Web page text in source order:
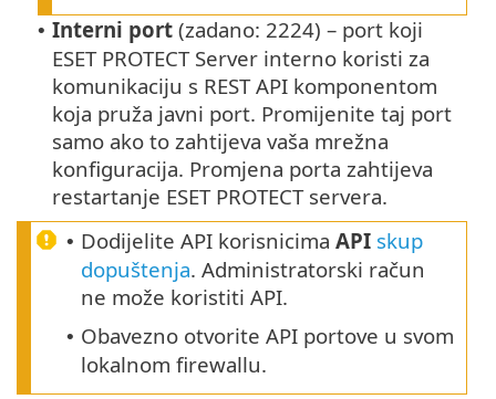
• Interni port (zadano: 2224) – port koji
ESET PROTECT Server interno koristi za
komunikaciju s REST API komponentom
koja pruža javni port. Promijenite taj port
samo ako to zahtijeva vaša mrežna
konfiguracija. Promjena porta zahtijeva
restartanje ESET PROTECT servera.
• Dodijelite API korisnicima API skup
dopuštenja. Administratorski račun
ne može koristiti API.
• Obavezno otvorite API portove u svom
lokalnom firewallu.